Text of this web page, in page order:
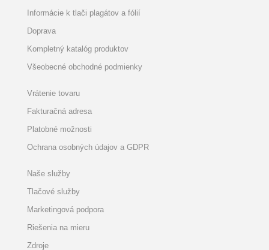
Informácie k tlači plagátov a fólií
Doprava
Kompletný katalóg produktov
Všeobecné obchodné podmienky
Vrátenie tovaru
Fakturačná adresa
Platobné možnosti
Ochrana osobných údajov a GDPR
Naše služby
Tlačové služby
Marketingová podpora
Riešenia na mieru
Zdroje